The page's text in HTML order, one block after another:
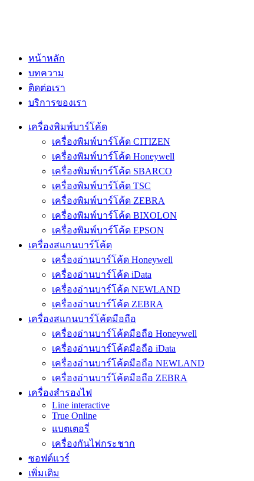
หน้าหลัก
บทความ
ติดต่อเรา
บริการของเรา
เครื่องพิมพ์บาร์โค้ด
เครื่องพิมพ์บาร์โค้ด CITIZEN
เครื่องพิมพ์บาร์โค้ด Honeywell
เครื่องพิมพ์บาร์โค้ด SBARCO
เครื่องพิมพ์บาร์โค้ด TSC
เครื่องพิมพ์บาร์โค้ด ZEBRA
เครื่องพิมพ์บาร์โค้ด BIXOLON
เครื่องพิมพ์บาร์โค้ด EPSON
เครื่องสแกนบาร์โค้ด
เครื่องอ่านบาร์โค้ด Honeywell
เครื่องอ่านบาร์โค้ด iData
เครื่องอ่านบาร์โค้ด NEWLAND
เครื่องอ่านบาร์โค้ด ZEBRA
เครื่องสแกนบาร์โค้ดมือถือ
เครื่องอ่านบาร์โค้ดมือถือ Honeywell
เครื่องอ่านบาร์โค้ดมือถือ iData
เครื่องอ่านบาร์โค้ดมือถือ NEWLAND
เครื่องอ่านบาร์โค้ดมือถือ ZEBRA
เครื่องสำรองไฟ
Line interactive
True Online
แบตเตอรี่
เครื่องกันไฟกระชาก
ซอฟต์แวร์
เพิ่มเติม